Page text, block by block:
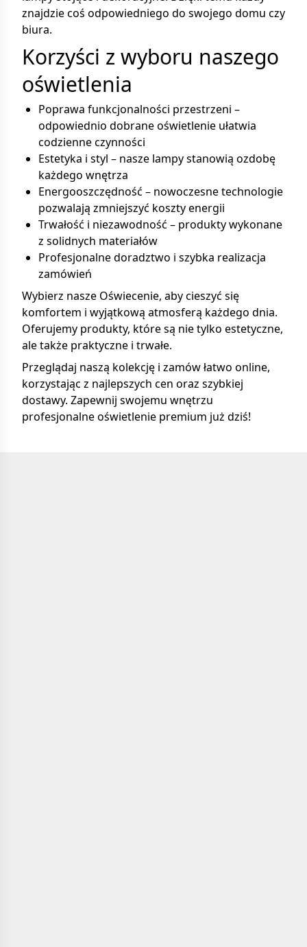
znajdzie coś odpowiedniego do swojego domu czy
biura.
Korzyści z wyboru naszego
oświetlenia
Poprawa funkcjonalności przestrzeni –
odpowiednio dobrane oświetlenie ułatwia
codzienne czynności
Estetyka i styl – nasze lampy stanowią ozdobę
każdego wnętrza
Energooszczędność – nowoczesne technologie
pozwalają zmniejszyć koszty energii
Trwałość i niezawodność – produkty wykonane
z solidnych materiałów
Profesjonalne doradztwo i szybka realizacja
zamówień
Wybierz nasze Oświecenie, aby cieszyć się
komfortem i wyjątkową atmosferą każdego dnia.
Oferujemy produkty, które są nie tylko estetyczne,
ale także praktyczne i trwałe.
Przeglądaj naszą kolekcję i zamów łatwo online,
korzystając z najlepszych cen oraz szybkiej
dostawy. Zapewnij swojemu wnętrzu
profesjonalne oświetlenie premium już dziś!